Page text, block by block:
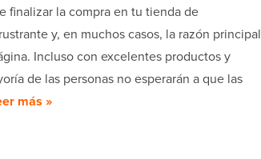
finalizar la compra en tu tienda de
y, en muchos casos, la razón principal
Incluso con excelentes productos y
de las personas no esperarán a que las
más »